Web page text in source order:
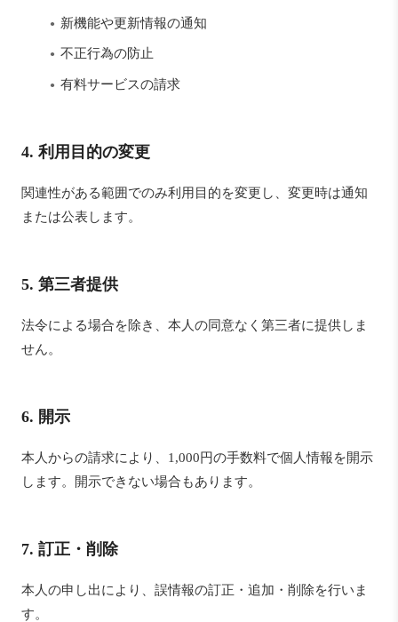
新機能や更新情報の通知
不正行為の防止
有料サービスの請求
4. 利用目的の変更
関連性がある範囲でのみ利用目的を変更し、変更時は通知
または公表します。
5. 第三者提供
法令による場合を除き、本人の同意なく第三者に提供しま
せん。
6. 開示
本人からの請求により、1,000円の手数料で個人情報を開示
します。開示できない場合もあります。
7. 訂正・削除
本人の申し出により、誤情報の訂正・追加・削除を行いま
す。